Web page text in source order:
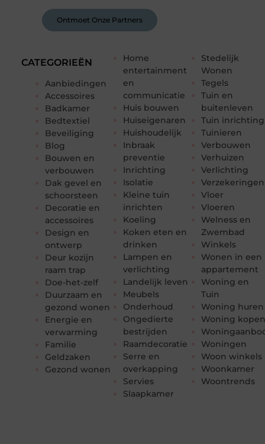
CATEGORIEËN
Aanbiedingen
Accessoires
Badkamer
Bedtextiel
Beveiliging
Blog
Bouwen en
verbouwen
Dak gevel en
schoorsteen
Decoratie en
accessoires
Design en
ontwerp
Deur kozijn
raam trap
Doe-het-zelf
Duurzaam en
gezond wonen
Energie en
verwarming
Familie
Geldzaken
Gezond wonen
Home
entertainment
en
communicatie
Huis bouwen
Huiseigenaren
Huishoudelijk
Inbraak
preventie
Inrichting
Isolatie
Kleine tuin
inrichten
Koeling
Koken eten en
drinken
Lampen en
verlichting
Landelijk leven
Meubels
Onderhoud
Ongedierte
bestrijden
Raamdecoratie
Serre en
overkapping
Servies
Slaapkamer
Stedelijk
Wonen
Tegels
Tuin en
buitenleven
Tuin inrichting
Tuinieren
Verbouwen
Verhuizen
Verlichting
Verzekeringen
Vloer
Vloeren
Welness en
Zwembad
Winkels
Wonen in een
appartement
Woning en
Tuin
Woning huren
Woning
Woningen
Woon winkels
Woonkamer
Woontrends
Ontmoet Onze Partners